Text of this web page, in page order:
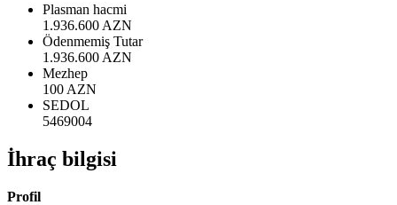
Plasman hacmi
1.936.600 AZN
Ödenmemiş Tutar
1.936.600 AZN
Mezhep
100 AZN
SEDOL
5469004
İhraç bilgisi
Profil